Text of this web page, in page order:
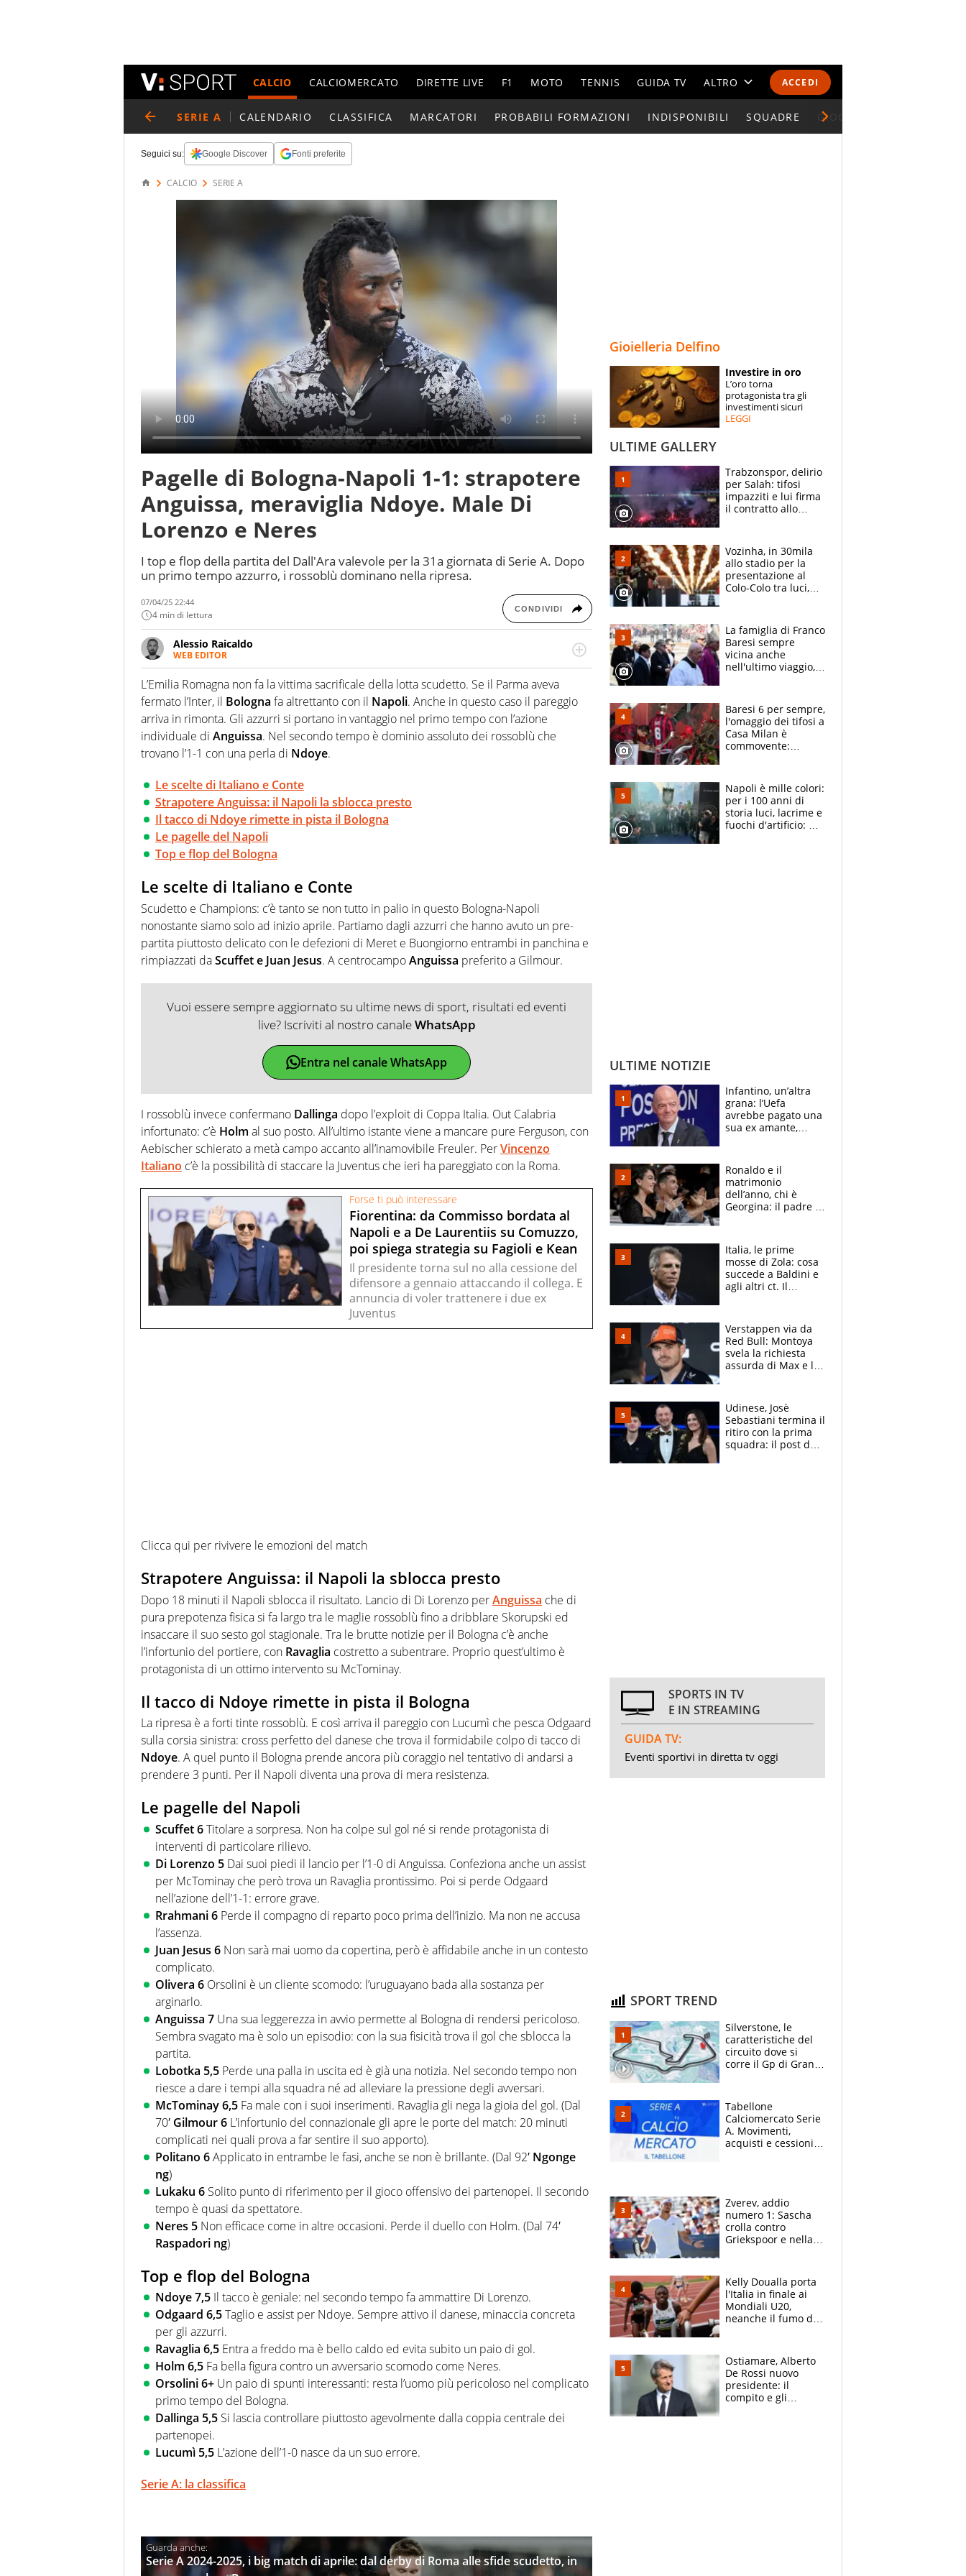
ACCEDI
CALCIO CALCIOMERCATO DIRETTE LIVE F1 MOTO TENNIS GUIDA TV ALTRO
CALENDARI E CLASSIFICHE
ESPERTI
CONTATTI
SERIE A CALENDARIO CLASSIFICA MARCATORI PROBABILI FORMAZIONI INDISPONIBILI SQUADRE GIOCATORI SERIE A
Seguici su: Google Discover Fonti preferite
CALCIO SERIE A
Pagelle di Bologna-Napoli 1-1: strapotere
Anguissa, meraviglia Ndoye. Male Di
Lorenzo e Neres
I top e flop della partita del Dall'Ara valevole per la 31a giornata di Serie A. Dopo
un primo tempo azzurro, i rossoblù dominano nella ripresa.
07/04/25 22:44
4 min di lettura CONDIVIDI
Alessio Raicaldo
WEB EDITOR
Un figlio che si chiama Diego e la tesi di laurea sugli stadi di proprietà in Italia. Il calcio
quale filo conduttore irrinunciabile tra passione e professione. Per Virgilio Sport
indaga, approfondisce e scandaglia l'universo mondo dello sport per antonomasia
L’Emilia Romagna non fa la vittima sacrificale della lotta scudetto. Se il Parma aveva
fermato l’Inter, il Bologna fa altrettanto con il Napoli. Anche in questo caso il pareggio
arriva in rimonta. Gli azzurri si portano in vantaggio nel primo tempo con l’azione
individuale di Anguissa. Nel secondo tempo è dominio assoluto dei rossoblù che
trovano l’1-1 con una perla di Ndoye.
Le scelte di Italiano e Conte
Strapotere Anguissa: il Napoli la sblocca presto
Il tacco di Ndoye rimette in pista il Bologna
Le pagelle del Napoli
Top e flop del Bologna
Le scelte di Italiano e Conte
Scudetto e Champions: c’è tanto se non tutto in palio in questo Bologna-Napoli
nonostante siamo solo ad inizio aprile. Partiamo dagli azzurri che hanno avuto un pre-
partita piuttosto delicato con le defezioni di Meret e Buongiorno entrambi in panchina e
rimpiazzati daScuffet e Juan Jesus. A centrocampoAnguissa preferito a Gilmour.
Vuoi essere sempre aggiornato su ultime news di sport, risultati ed eventi
live? Iscriviti al nostro canaleWhatsApp
Entra nel canale WhatsApp
I rossoblù invece confermano Dallinga dopo l’exploit di Coppa Italia. Out Calabria
infortunato: c’è Holm al suo posto. All’ultimo istante viene a mancare pure Ferguson, con
Aebischer schierato a metà campo accanto all’inamovibile Freuler. PerVincenzo
Italiano c’è la possibilità di staccare la Juventus che ieri ha pareggiato con la Roma.
Forse ti può interessare
Fiorentina: da Commisso bordata al
Napoli e a De Laurentiis su Comuzzo,
poi spiega strategia su Fagioli e Kean
Il presidente torna sul no alla cessione del
difensore a gennaio attaccando il collega. E
annuncia di voler trattenere i due ex
Juventus
Clicca qui per rivivere le emozioni del match
Strapotere Anguissa: il Napoli la sblocca presto
Dopo 18 minuti il Napoli sblocca il risultato. Lancio di Di Lorenzo perAnguissa che di
pura prepotenza fisica si fa largo tra le maglie rossoblù fino a dribblare Skorupski ed
insaccare il suo sesto gol stagionale. Tra le brutte notizie per il Bologna c’è anche
l’infortunio del portiere, con Ravaglia costretto a subentrare. Proprio quest’ultimo è
protagonista di un ottimo intervento su McTominay.
Il tacco di Ndoye rimette in pista il Bologna
La ripresa è a forti tinte rossoblù. E così arriva il pareggio con Lucumì che pesca Odgaard
sulla corsia sinistra: cross perfetto del danese che trova il formidabile colpo di tacco di
Ndoye. A quel punto il Bologna prende ancora più coraggio nel tentativo di andarsi a
prendere 3 punti. Per il Napoli diventa una prova di mera resistenza.
Le pagelle del Napoli
Scuffet 6Titolare a sorpresa. Non ha colpe sul gol né si rende protagonista di
interventi di particolare rilievo.
Di Lorenzo 5 Dai suoi piedi il lancio per l’1-0 di Anguissa. Confeziona anche un assist
per McTominay che però trova un Ravaglia prontissimo. Poi si perde Odgaard
nell’azione dell’1-1: errore grave.
Rrahmani 6 Perde il compagno di reparto poco prima dell’inizio. Ma non ne accusa
l’assenza.
Juan Jesus 6 Non sarà mai uomo da copertina, però è affidabile anche in un contesto
complicato.
Olivera 6 Orsolini è un cliente scomodo: l’uruguayano bada alla sostanza per
arginarlo.
Anguissa 7 Una sua leggerezza in avvio permette al Bologna di rendersi pericoloso.
Sembra svagato ma è solo un episodio: con la sua fisicità trova il gol che sblocca la
partita.
Lobotka 5,5 Perde una palla in uscita ed è già una notizia. Nel secondo tempo non
riesce a dare i tempi alla squadra né ad alleviare la pressione degli avversari.
McTominay 6,5 Fa male con i suoi inserimenti. Ravaglia gli nega la gioia del gol. (Dal
70′ Gilmour 6 L’infortunio del connazionale gli apre le porte del match: 20 minuti
complicati nei quali prova a far sentire il suo apporto).
Politano 6Applicato in entrambe le fasi, anche se non è brillante. (Dal 92′ Ngonge
ng)
Lukaku 6 Solito punto di riferimento per il gioco offensivo dei partenopei. Il secondo
tempo è quasi da spettatore.
Neres 5 Non efficace come in altre occasioni. Perde il duello con Holm. (Dal 74′
Raspadori ng)
Top e flop del Bologna
Ndoye 7,5 Il tacco è geniale: nel secondo tempo fa ammattire Di Lorenzo.
Odgaard 6,5Taglio e assist per Ndoye. Sempre attivo il danese, minaccia concreta
per gli azzurri.
Ravaglia 6,5 Entra a freddo ma è bello caldo ed evita subito un paio di gol.
Holm 6,5 Fa bella figura contro un avversario scomodo come Neres.
Orsolini 6+ Un paio di spunti interessanti: resta l’uomo più pericoloso nel complicato
primo tempo del Bologna.
Dallinga 5,5 Si lascia controllare piuttosto agevolmente dalla coppia centrale dei
partenopei.
Lucumì 5,5 L’azione dell’1-0 nasce da un suo errore.
Serie A: la classifica
Serie A 2024-2025, i big match di aprile: dal derby di Roma alle sfide scudetto, in
Gioielleria Delfino
Investire in oro
L’oro torna
protagonista tra gli
investimenti sicuri
LEGGI
ULTIME GALLERY
Trabzonspor, delirio
per Salah: tifosi
impazziti e lui firma
il contratto allo
Vozinha, in 30mila
allo stadio per la
presentazione al
Colo-Colo tra luci,
La famiglia di Franco
Baresi sempre
vicina anche
nell'ultimo viaggio,
circondati
dall'affetto dei tifosi
Baresi 6 per sempre,
l'omaggio dei tifosi a
Casa Milan è
commovente:
bigliettini
Napoli è mille colori:
per i 100 anni di
storia luci, lacrime e
fuochi d'artificio: De
ULTIME NOTIZIE
Infantino, un’altra
grana: l’Uefa
avrebbe pagato una
sua ex amante,
Ronaldo e il
matrimonio
dell’anno, chi è
Georgina: il padre in
social
Italia, le prime
mosse di Zola: cosa
succede a Baldini e
agli altri ct. Il
azzurri
Verstappen via da
Red Bull: Montoya
svela la richiesta
assurda di Max e lo
McLaren siano
meglio?”
Udinese, Josè
Sebastiani termina il
ritiro con la prima
squadra: il post del
SPORTS IN TV
E IN STREAMING
GUIDA TV:
Eventi sportivi in diretta tv oggi
SPORT TREND
Silverstone, le
caratteristiche del
circuito dove si
corre il Gp di Gran
Tabellone
Calciomercato Serie
A. Movimenti,
acquisti e cessioni:
Zverev, addio
numero 1: Sascha
crolla contro
Griekspoor e nella
terzo. Quanti malori
a Montreal
Kelly Doualla porta
l'Italia in finale ai
Mondiali U20,
neanche il fumo di
Ostiamare, Alberto
De Rossi nuovo
presidente: il
compito e gli